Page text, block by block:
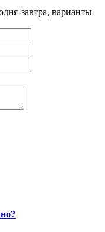
завтра, варианты